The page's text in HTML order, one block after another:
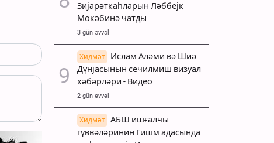
Зијарәтҝаһларын Ләббејк
Мокәбинә чатды
3 gün əvvəl
Хидмәт
Ислам Аләми вә Шиә
Дүнјасынын сечилмиш визуал
хәбәрләри - Видео
2 gün əvvəl
Хидмәт
АБШ ишғалчы
гүввәләринин Гишм адасында